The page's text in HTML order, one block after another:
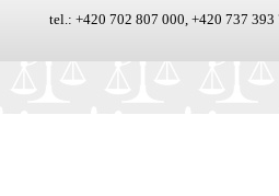
tel.: +420 702 807 000, +420 737 393